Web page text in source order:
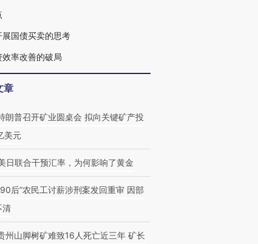
展国债买卖的思考
效率改善的破局
章
朗普召开矿业圆桌会 拟向关键矿产投
美元
日联合干预汇率，为何影响了黄金
后”农民工讨薪涉刑案发回重审 因部
清
州山脚树矿难致16人死亡近三年 矿长